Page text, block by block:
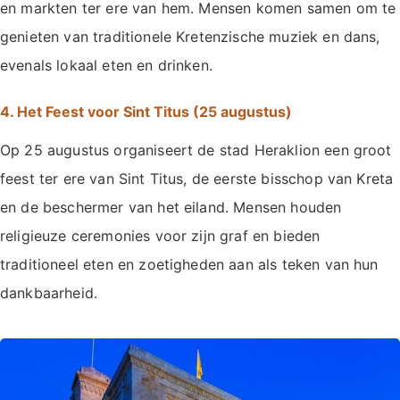
en markten ter ere van hem. Mensen komen samen om te
genieten van traditionele Kretenzische muziek en dans,
evenals lokaal eten en drinken.
4. Het Feest voor Sint Titus (25 augustus)
Op 25 augustus organiseert de stad Heraklion een groot
feest ter ere van Sint Titus, de eerste bisschop van Kreta
en de beschermer van het eiland. Mensen houden
religieuze ceremonies voor zijn graf en bieden
traditioneel eten en zoetigheden aan als teken van hun
dankbaarheid.